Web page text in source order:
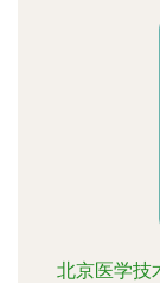
北京医学技